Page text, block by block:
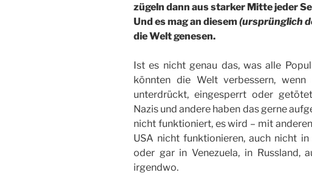
zügeln dann aus starker Mitte jeder
Und es mag an diesem (ursprünglich
die Welt genesen.
Ist es nicht genau das, was alle
könnten die Welt verbessern, wenn
unterdrückt, eingesperrt oder
Nazis und andere haben das gerne
nicht funktioniert, es wird – mit
USA nicht funktionieren, auch nicht
oder gar in Venezuela, in Russland,
irgendwo.